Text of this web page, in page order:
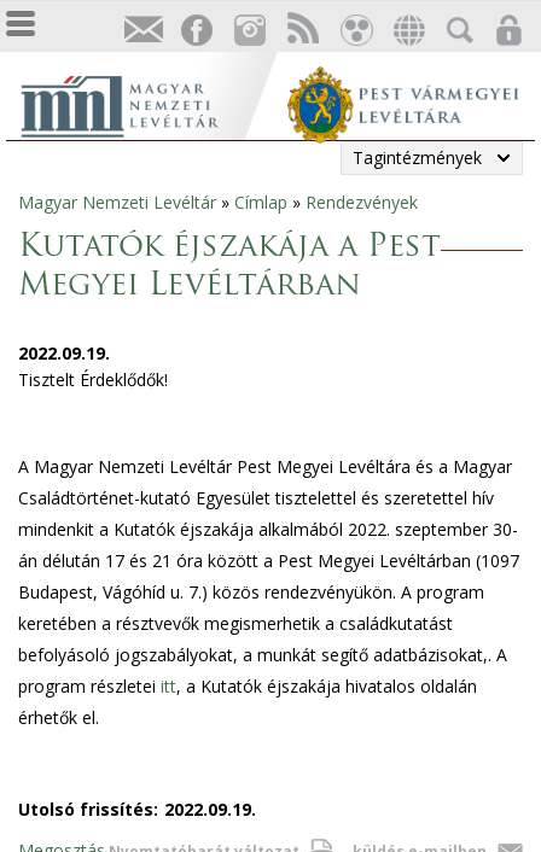
Tagintézmények
Jelenlegi
hely
Magyar Nemzeti Levéltár » Címlap » Rendezvények
Kutatók éjszakája a Pest
Megyei Levéltárban
2022.09.19.
Tisztelt Érdeklődők!
A Magyar Nemzeti Levéltár Pest Megyei Levéltára és a Magyar
Családtörténet-kutató Egyesület tisztelettel és szeretettel hív
mindenkit a Kutatók éjszakája alkalmából 2022. szeptember 30-
án délután 17 és 21 óra között a Pest Megyei Levéltárban (1097
Budapest, Vágóhíd u. 7.) közös rendezvényükön. A program
keretében a résztvevők megismerhetik a családkutatást
befolyásoló jogszabályokat, a munkát segítő adatbázisokat,. A
program részletei itt, a Kutatók éjszakája hivatalos oldalán
érhetők el.
Utolsó frissítés: 2022.09.19.